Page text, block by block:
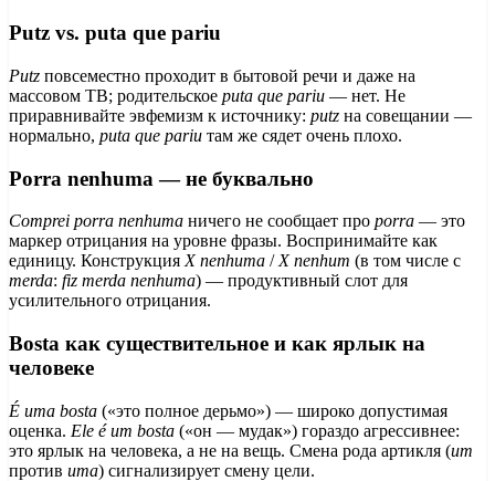
Putz vs. puta que pariu
Putz повсеместно проходит в бытовой речи и даже на
массовом ТВ; родительское puta que pariu — нет. Не
приравнивайте эвфемизм к источнику: putz на совещании —
нормально, puta que pariu там же сядет очень плохо.
Porra nenhuma — не буквально
Comprei porra nenhuma ничего не сообщает про porra — это
маркер отрицания на уровне фразы. Воспринимайте как
единицу. Конструкция X nenhuma / X nenhum (в том числе с
merda: fiz merda nenhuma) — продуктивный слот для
усилительного отрицания.
Bosta как существительное и как ярлык на
человеке
É uma bosta («это полное дерьмо») — широко допустимая
оценка. Ele é um bosta («он — мудак») гораздо агрессивнее:
это ярлык на человека, а не на вещь. Смена рода артикля (um
против uma) сигнализирует смену цели.